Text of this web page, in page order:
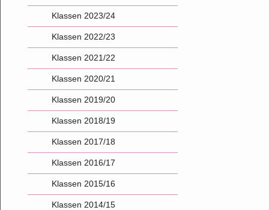
Klassen 2023/24
Klassen 2022/23
Klassen 2021/22
Klassen 2020/21
Klassen 2019/20
Klassen 2018/19
Klassen 2017/18
Klassen 2016/17
Klassen 2015/16
Klassen 2014/15